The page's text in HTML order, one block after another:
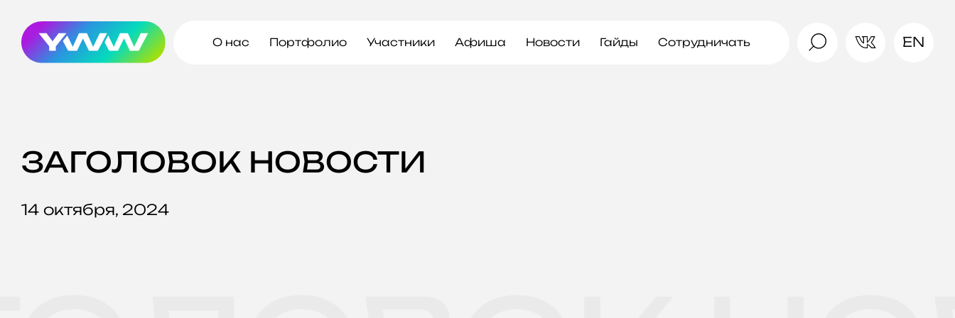
О нас Портфолио Участники Афиша Новости Гайды Сотрудничать EN
ЗАГОЛОВОК НОВОСТИ
14 октября, 2024